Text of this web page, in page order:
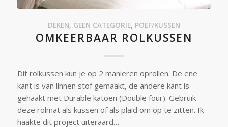
DEKEN, GEEN CATEGORIE, POEF/KUSSEN
OMKEERBAAR ROLKUSSEN
Dit rolkussen kun je op 2 manieren oprollen. De ene
kant is van linnen stof gemaakt, de andere kant is
gehaakt met Durable katoen (Double four). Gebruik
deze rolmat als kussen of als plaid om op te zitten. Ik
haakte dit project uiteraard…